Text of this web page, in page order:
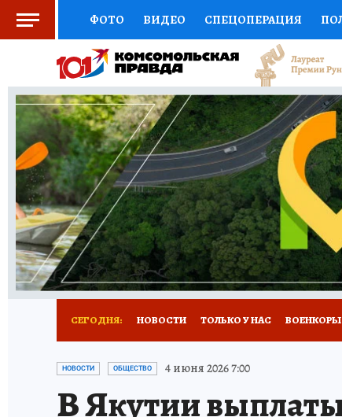
ФОТО ВИДЕО СПЕЦОПЕРАЦИЯ
СОЦПОДДЕРЖКА НАУКА СПОРТ
ВЫБОР ЭКСПЕРТОВ ДОКТОР
КНИЖНАЯ ПОЛКА ПРОГНОЗЫ НА СПОРТ
ПРЕСС-ЦЕНТР НЕДВИЖИМОСТЬ
РАДИО КП РЕКЛАМА ТЕСТЫ
СЕГОДНЯ: НОВОСТИ ТОЛЬКО У НАС ВОЕНКОРЫ
ЗАПОВЕДНАЯ РОССИЯ
НОВОСТИ ОБЩЕСТВО 4 июня 2026 7:00
В Якутии